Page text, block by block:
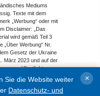
Mediums
Texte mit dem
„Werbung“ oder mit
Disclaimer: „Das
wird gemäß Teil 3
„Über Werbung“ Nr.
Gesetz der Ukraine
März 2023 und auf der
veröffentlicht.
ID R40-01421.
Sie die Website weiter
Datenschutz- und
×